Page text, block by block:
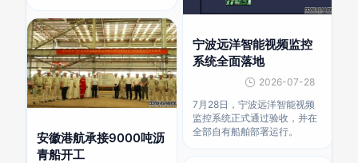
安徽港航承接9000吨沥
青船开工
宁波远洋智能视频监控
系统全面落地
2026-07-28
7月28日，宁波远洋智能视频
监控系统正式通过验收，并在
全部自有船舶部署运行。